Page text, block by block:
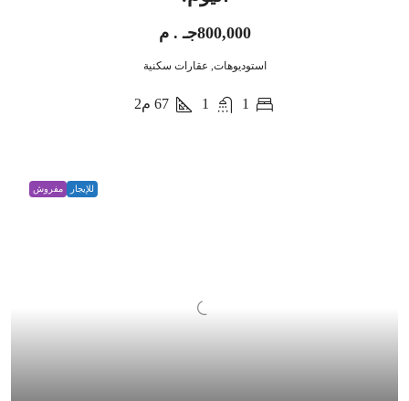
800,000جـ . م
استوديوهات, عقارات سكنية
1
1
67 م2
للإيجار مفروش